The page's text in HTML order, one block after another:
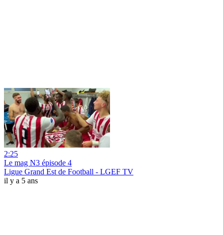
2:25
Le mag N3 épisode 4
Ligue Grand Est de Football - LGEF TV
il y a 5 ans